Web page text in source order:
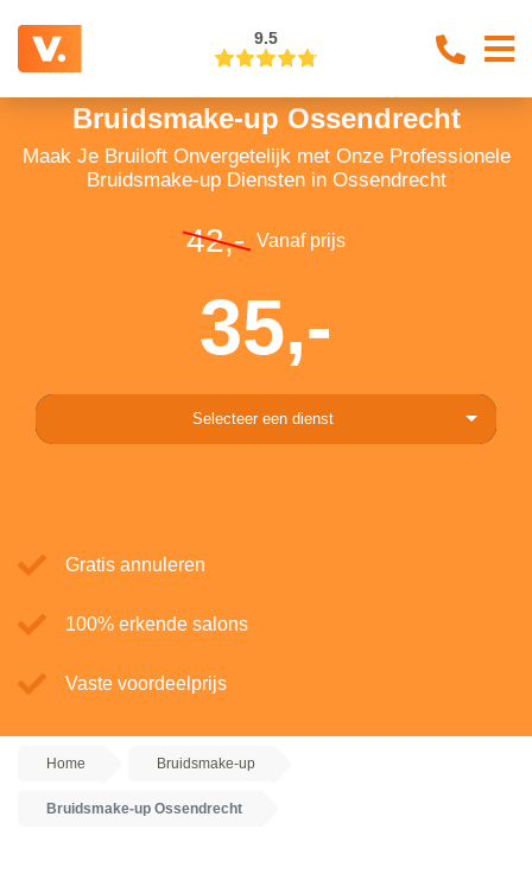
9.5
Bruidsmake-up Ossendrecht
Maak Je Bruiloft Onvergetelijk met Onze Professionele
Bruidsmake-up Diensten in Ossendrecht
42,- Vanaf prijs
35,-
Selecteer een dienst
Gratis annuleren
100% erkende salons
Vaste voordeelprijs
Home Bruidsmake-up
Bruidsmake-up Ossendrecht